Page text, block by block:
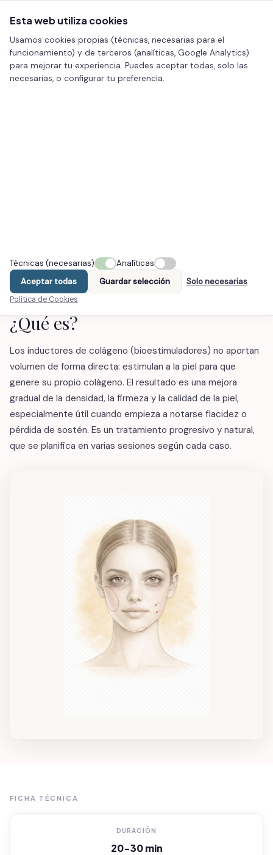
CONOCE EL TRATAMIENTO
¿Qué es?
Los inductores de colágeno (bioestimuladores) no aportan
volumen de forma directa: estimulan a la piel para que
genere su propio colágeno. El resultado es una mejora
gradual de la densidad, la firmeza y la calidad de la piel,
especialmente útil cuando empieza a notarse flacidez o
pérdida de sostén. Es un tratamiento progresivo y natural,
que se planifica en varias sesiones según cada caso.
FICHA TÉCNICA
DURACIÓN
20-30 min
Esta web utiliza cookies
Usamos cookies propias (técnicas, necesarias para el
funcionamiento) y de terceros (analíticas, Google Analytics)
para mejorar tu experiencia. Puedes aceptar todas, solo las
necesarias, o configurar tu preferencia.
Técnicas (necesarias)
Analíticas
Aceptar todas
Guardar selección Solo necesarias
Política de Cookies